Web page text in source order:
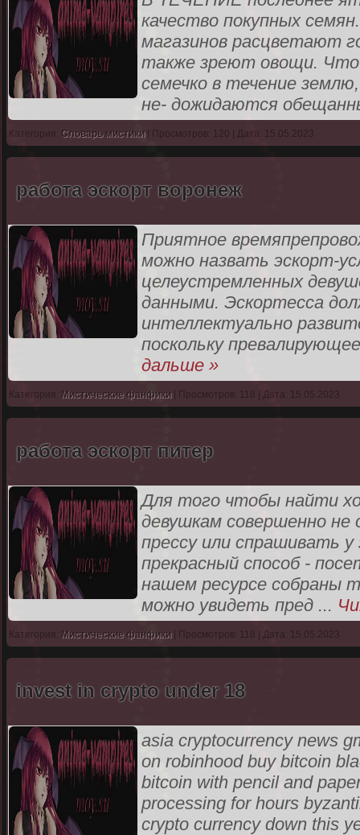
качество покупных
магазинов расцветают
также зреют овощи. Что
семечко в течение
не- дожидаются
Категория: Словарь мистики| Просмотров: 120 | Дата: 15.05.2023
работа эскорт воронеж
Приятное
можно назвать эскорт-
целеустремленных
данными. Эскортесса
интеллектуально
поскольку
дальше »
Категория: Мистические фанфики| Просмотров: 118 | Дата: 15.05.2023
работа эскорт питер
Для того чтобы найти
девушкам совершенно не
прессу или спрашивать
прекрасный способ -
нашем ресурсе собраны
можно увидеть пред ...
Категория: Мистические фанфики| Просмотров: 118 | Дата: 15.05.2023
invest in crypto under 18
asia cryptocurrency news
on robinhood buy bitcoin
bitcoin with pencil and
processing for hours
crypto currency down this